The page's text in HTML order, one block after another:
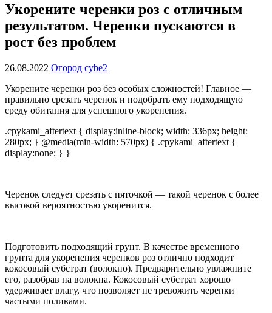
Укорените черенки роз с отличным
результатом. Черенки пускаются в
рост без проблем
26.08.2022 Огород cybe2
Укорените черенки роз без особых сложностей! Главное —
правильно срезать черенок и подобрать ему подходящую
среду обитания для успешного укоренения.
.cpykami_aftertext { display:inline-block; width: 336px; height:
280px; } @media(min-width: 570px) { .cpykami_aftertext {
display:none; } }
Черенок следует срезать с пяточкой — такой черенок с более
высокой вероятностью укоренится.
Подготовить подходящий грунт. В качестве временного
грунта для укоренения черенков роз отлично подходит
кокосовый субстрат (волокно). Предварительно увлажните
его, разобрав на волокна. Кокосовый субстрат хорошо
удерживает влагу, что позволяет не тревожить черенки
частыми поливами.